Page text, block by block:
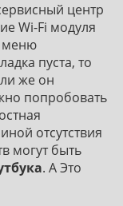
центр
Wi-Fi модуля
меню
пуста, то
же он
попробовать
отсутствия
могут быть
. А Это